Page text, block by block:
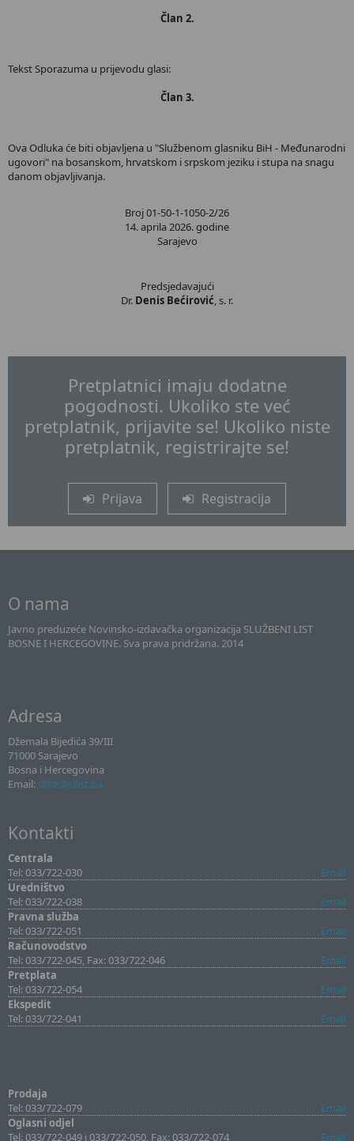
Član 2.
Tekst Sporazuma u prijevodu glasi:
Član 3.
Ova Odluka će biti objavljena u "Službenom glasniku BiH - Međunarodni
ugovori" na bosanskom, hrvatskom i srpskom jeziku i stupa na snagu
danom objavljivanja.
Broj 01-50-1-1050-2/26
14. aprila 2026. godine
Sarajevo
Predsjedavajući
Dr. Denis Bećirović, s. r.
Pretplatnici imaju dodatne
pogodnosti. Ukoliko ste već
pretplatnik, prijavite se! Ukoliko niste
pretplatnik, registrirajte se!
Prijava Registracija
O nama
Javno preduzeće Novinsko-izdavačka organizacija SLUŽBENI LIST
BOSNE I HERCEGOVINE. Sva prava pridržana. 2014
Adresa
Džemala Bijedića 39/III
71000 Sarajevo
Bosna i Hercegovina
Email: sllist@sllist.ba
Kontakti
Centrala
Tel: 033/722-030
Email
Uredništvo
Tel: 033/722-038
Email
Pravna služba
Tel: 033/722-051
Email
Računovodstvo
Tel: 033/722-045, Fax: 033/722-046
Email
Pretplata
Tel: 033/722-054
Email
Ekspedit
Tel: 033/722-041
Email
Prodaja
Tel: 033/722-079
Email
Oglasni odjel
Tel: 033/722-049 i 033/722-050, Fax: 033/722-074
Email